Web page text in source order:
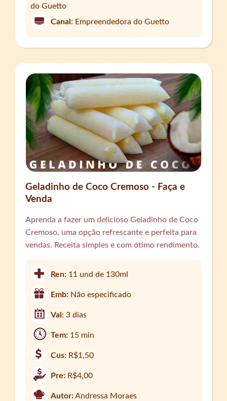
do Guetto
Canal: Empreendedora do Guetto
Geladinho de Coco Cremoso - Faça e
Venda
Aprenda a fazer um delicioso Geladinho de Coco
Cremoso, uma opção refrescante e perfeita para
vendas. Receita simples e com ótimo rendimento.
Ren: 11 und de 130ml
Emb: Não especificado
Val:3 dias
Tem: 15 min
Cus: R$1,50
Pre: R$4,00
Autor:Andressa Moraes